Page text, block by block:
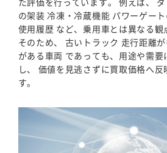
の架装 冷凍・冷蔵機能 パワーゲー
使用履歴 など、乗用車とは異なる観
そのため、 古いトラック 走行距離
がある車両 であっても、用途や需
し、 価値を見逃さずに買取価格へ
す。